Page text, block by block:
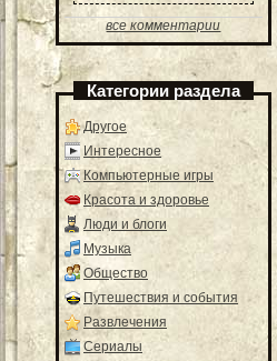
все комментарии
Категории раздела
Другое
Интересное
Компьютерные игры
Красота и здоровье
Люди и блоги
Музыка
Общество
Путешествия и события
Развлечения
Сериалы